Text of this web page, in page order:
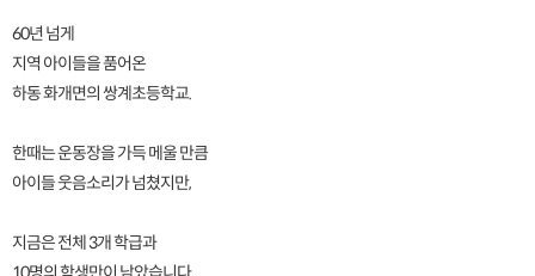
60년 넘게
지역 아이들을 품어온
하동 화개면의 쌍계초등학교.
한때는 운동장을 가득 메울 만큼
아이들 웃음소리가 넘쳤지만,
지금은 전체 3개 학급과